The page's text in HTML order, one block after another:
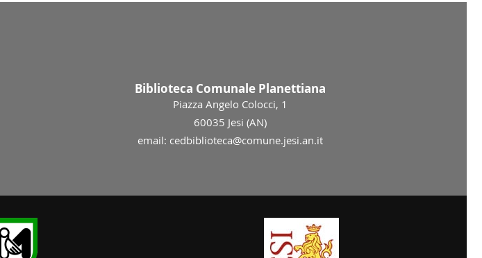
Biblioteca Comunale Planettiana
Piazza Angelo Colocci, 1
60035 Jesi (AN)
email: cedbiblioteca@comune.jesi.an.it